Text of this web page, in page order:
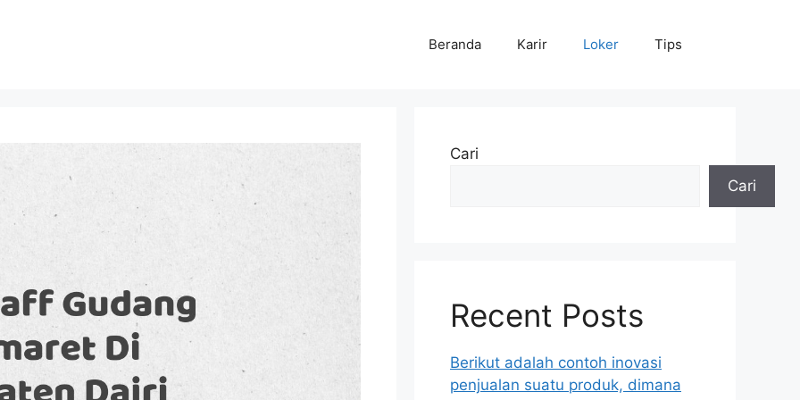
Beranda Karir Loker Tips
Cari
Cari
Recent Posts
Berikut adalah contoh inovasi
penjualan suatu produk, dimana